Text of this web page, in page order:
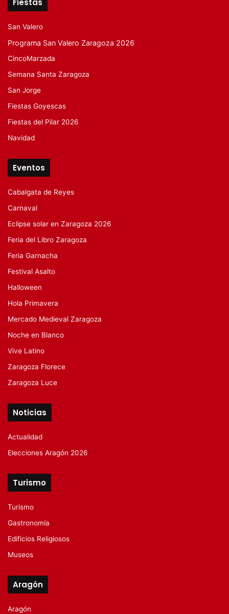
Fiestas
San Valero
Programa San Valero Zaragoza 2026
CincoMarzada
Semana Santa Zaragoza
San Jorge
Fiestas Goyescas
Fiestas del Pilar 2026
Navidad
Eventos
Cabalgata de Reyes
Carnaval
Eclipse solar en Zaragoza 2026
Feria del Libro Zaragoza
Feria Garnacha
Festival Asalto
Halloween
Hola Primavera
Mercado Medieval Zaragoza
Noche en Blanco
Vive Latino
Zaragoza Florece
Zaragoza Luce
Noticias
Actualidad
Elecciones Aragón 2026
Turismo
Turismo
Gastronomía
Edificios Religiosos
Museos
Aragón
Aragón